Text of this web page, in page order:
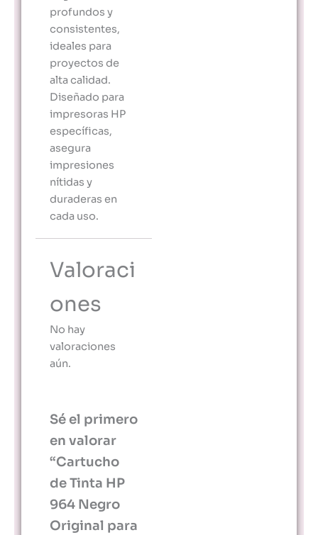
profundos y
consistentes,
ideales para
proyectos de
alta calidad.
Diseñado para
impresoras HP
específicas,
asegura
impresiones
nítidas y
duraderas en
cada uso.
Valoraci
ones
No hay
valoraciones
aún.
Sé el primero
en valorar
“Cartucho
de Tinta HP
964 Negro
Original para